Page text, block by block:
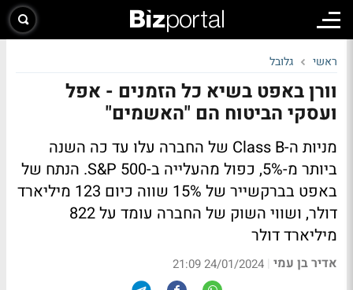
ראשי גלובל
וורן באפט בשיא כל הזמנים - אפל
ועסקי הביטוח הם "האשמים"
מניות ה-Class B של החברה עלו עד כה השנה
ביותר מ-5%, כפול מהעלייה ב-S&P 500. הנתח של
באפט בברקשייר של 15% שווה כיום 123 מיליארד
דולר, ושווי השוק של החברה עומד על 822
מיליארד דולר
אדיר בן עמי |
24/01/2024 21:09